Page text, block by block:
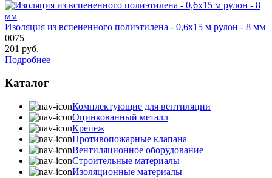
Изоляция из вспененного полиэтилена - 0,6х15 м рулон - 8 мм
0075
201 руб.
Подробнее
Каталог
Комплектующие для вентиляции
Оцинкованный металл
Крепеж
Противопожарные клапана
Вентиляционное оборудование
Строительные материалы
Изоляционные материалы